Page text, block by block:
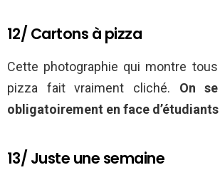
12/ Cartons à pizza
Cette photographie qui montre
pizza fait vraiment cliché. On
obligatoirement en face
13/ Juste une semaine